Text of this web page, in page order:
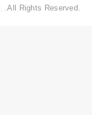
.All Rights Reserved.